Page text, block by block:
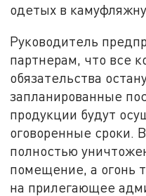
одетых в
Руководитель
партнерам, что все
обязательства
запланированные
продукции будут
оговоренные сроки.
полностью
помещение, а огонь
на прилегающее